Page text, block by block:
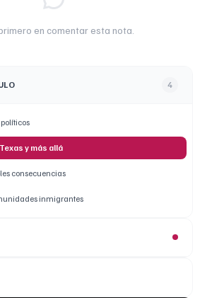
en comentar esta nota.
4
y más allá
consecuencias
inmigrantes